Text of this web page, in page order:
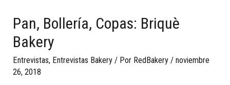
Pan, Bollería, Copas: Briquè
Bakery
Entrevistas, Entrevistas Bakery / Por RedBakery /noviembre
26, 2018